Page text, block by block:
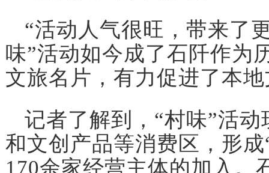
“活动人气很旺，带来了
味”活动如今成了石阡作为
文旅名片，有力促进了本
记者了解到，“村味”活
和文创产品等消费区，形
170余家经营主体的加入。